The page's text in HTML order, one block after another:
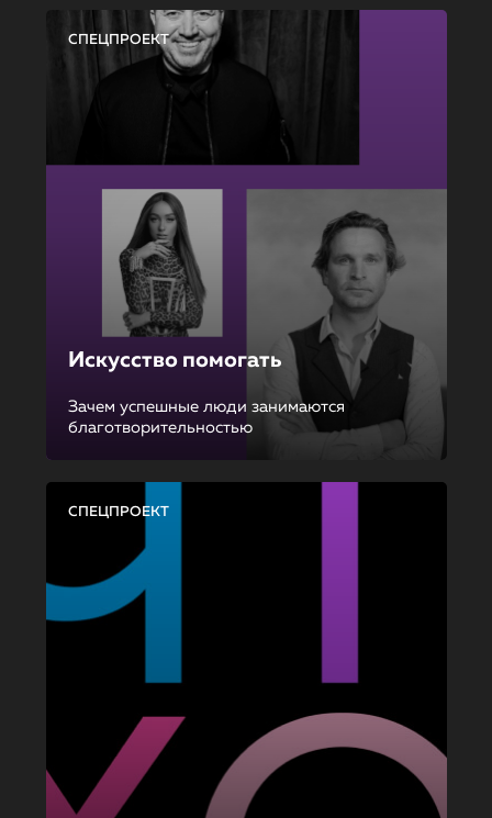
СПЕЦПРОЕКТ
Искусство помогать
Зачем успешные люди занимаются
благотворительностью
СПЕЦПРОЕКТ